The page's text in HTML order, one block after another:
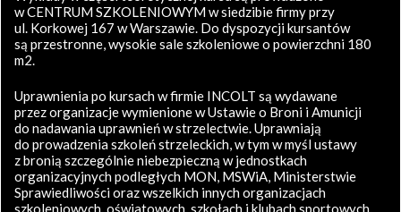
w CENTRUM SZKOLENIOWYM w siedzibie firmy przy
ul. Korkowej 167 w Warszawie. Do dyspozycji kursantów
są przestronne, wysokie sale szkoleniowe o powierzchni 180
m2.
Uprawnienia po kursach w firmie INCOLT są wydawane
przez organizacje wymienione w Ustawie o Broni i Amunicji
do nadawania uprawnień w strzelectwie. Uprawniają
do prowadzenia szkoleń strzeleckich, w tym w myśl ustawy
z bronią szczególnie niebezpieczną w jednostkach
organizacyjnych podległych MON, MSWiA, Ministerstwie
Sprawiedliwości oraz wszelkich innych organizacjach